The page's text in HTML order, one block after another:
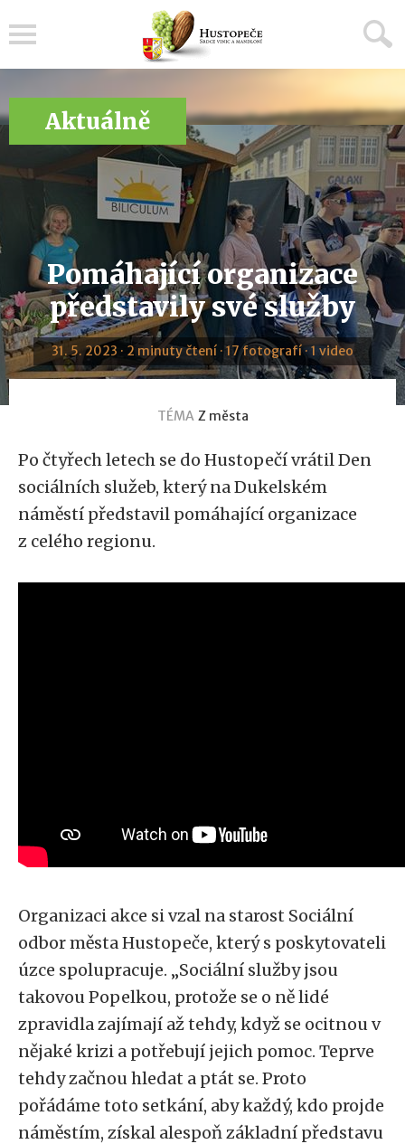
Aktuálně
Pomáhající organizace
představily své služby
31. 5. 2023 · 2 minuty čtení · 17 fotografí · 1 video
TÉMA Z města
Po čtyřech letech se do Hustopečí vrátil Den
sociálních služeb, který na Dukelském
náměstí představil pomáhající organizace
z celého regionu.
Organizaci akce si vzal na starost Sociální
odbor města Hustopeče, který s poskytovateli
úzce spolupracuje. „Sociální služby jsou
takovou Popelkou, protože se o ně lidé
zpravidla zajímají až tehdy, když se ocitnou v
nějaké krizi a potřebují jejich pomoc. Teprve
tehdy začnou hledat a ptát se. Proto
pořádáme toto setkání, aby každý, kdo projde
náměstím, získal alespoň základní představu